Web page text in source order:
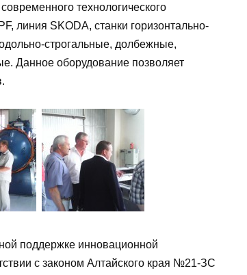
технологического
линия SKODA, станки горизонтально-
строгальные, долбежные,
Данное оборудование позволяет
поддержке инновационной
с законом Алтайского края №21-ЗС